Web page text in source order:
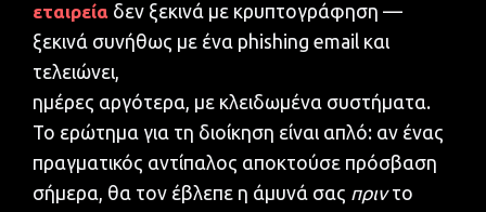
εταιρεία δεν ξεκινά με κρυπτογράφηση —
ξεκινά συνήθως με ένα phishing email και
τελειώνει,
ημέρες αργότερα, με κλειδωμένα συστήματα.
Το ερώτημα για τη διοίκηση είναι απλό: αν ένας
πραγματικός αντίπαλος αποκτούσε πρόσβαση
σήμερα, θα τον έβλεπε η άμυνά σας πριντο